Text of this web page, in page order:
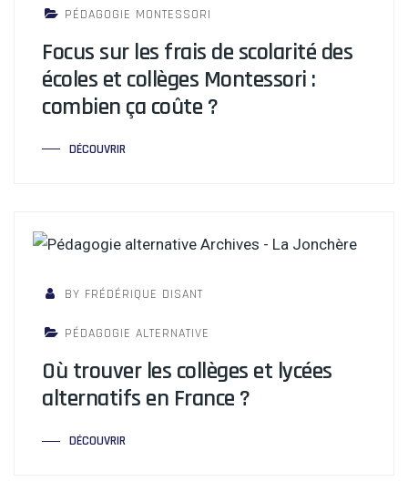
PÉDAGOGIE MONTESSORI
Focus sur les frais de scolarité des
écoles et collèges Montessori :
combien ça coûte ?
DÉCOUVRIR
BY FRÉDÉRIQUE DISANT
PÉDAGOGIE ALTERNATIVE
Où trouver les collèges et lycées
alternatifs en France ?
DÉCOUVRIR